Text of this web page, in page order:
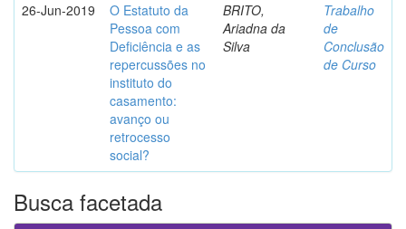
26-Jun-2019
O Estatuto da
Pessoa com
Deficiência e as
repercussões no
instituto do
casamento:
avanço ou
retrocesso
social?
BRITO,
Ariadna da
Silva
Trabalho
de
Conclusão
de Curso
Busca facetada